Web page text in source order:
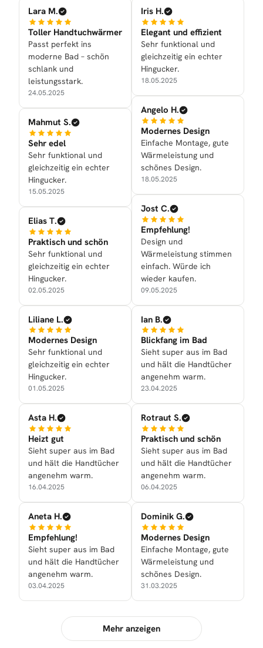
Lara M.
Toller Handtuchwärmer
Passt perfekt ins
moderne Bad – schön
schlank und
leistungsstark.
24.05.2025
Mahmut S.
Sehr edel
Sehr funktional und
gleichzeitig ein echter
Hingucker.
15.05.2025
Elias T.
Praktisch und schön
Sehr funktional und
gleichzeitig ein echter
Hingucker.
02.05.2025
Liliane L.
Modernes Design
Sehr funktional und
gleichzeitig ein echter
Hingucker.
01.05.2025
Asta H.
Heizt gut
Sieht super aus im Bad
und hält die Handtücher
angenehm warm.
16.04.2025
Aneta H.
Empfehlung!
Sieht super aus im Bad
und hält die Handtücher
angenehm warm.
03.04.2025
Iris H.
Elegant und effizient
Sehr funktional und
gleichzeitig ein echter
Hingucker.
18.05.2025
Angelo H.
Modernes Design
Einfache Montage, gute
Wärmeleistung und
schönes Design.
18.05.2025
Jost C.
Empfehlung!
Design und
Wärmeleistung stimmen
einfach. Würde ich
wieder kaufen.
09.05.2025
Ian B.
Blickfang im Bad
Sieht super aus im Bad
und hält die Handtücher
angenehm warm.
23.04.2025
Rotraut S.
Praktisch und schön
Sieht super aus im Bad
und hält die Handtücher
angenehm warm.
06.04.2025
Dominik G.
Modernes Design
Einfache Montage, gute
Wärmeleistung und
schönes Design.
31.03.2025
Mehr anzeigen